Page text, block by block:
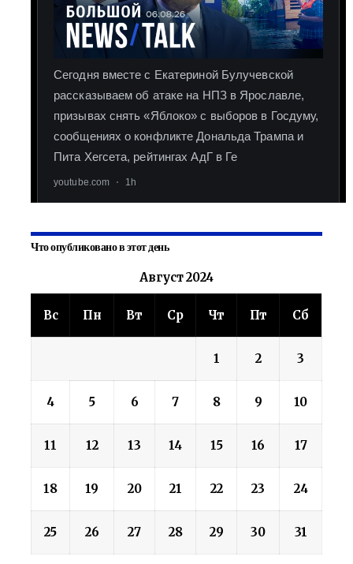
Что опубликовано в этот день
Август 2024
Вс Пн Вт Ср Чт Пт Сб
1 2 3
4 5 6 7 8 9 10
11 12 13 14 15 16 17
18 19 20 21 22 23 24
25 26 27 28 29 30 31